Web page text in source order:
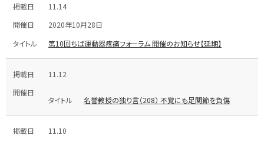
11.14
2020年10月28日
第10回ちば運動器疼痛フォーラム 開催のお知らせ【延期】
11.12
名誉教授の独り言（208） 不覚にも足関節を負傷
11.10